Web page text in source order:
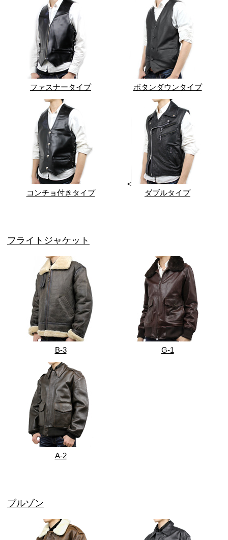
ファスナータイプ ボタンダウンタイプ
コンチョ付きタイプ
<
ダブルタイプ
フライトジャケット
B-3 G-1
A-2
ブルゾン